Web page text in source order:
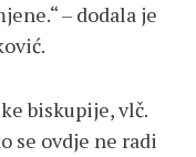
– dodala je
biskupije, vlč.
se ovdje ne radi